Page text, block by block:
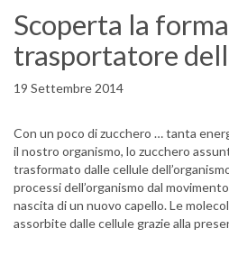
Scoperta la
trasportatore
19 Settembre 2014
Con un poco di zucchero … tanta
il nostro organismo, lo zucchero
trasformato dalle cellule
processi dell’organismo dal
nascita di un nuovo capello. Le
assorbite dalle cellule grazie alla